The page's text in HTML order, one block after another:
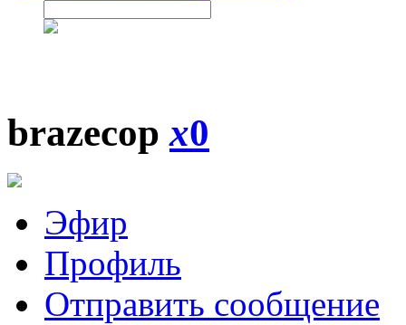
brazecopx0
Эфир
Профиль
Отправить сообщение